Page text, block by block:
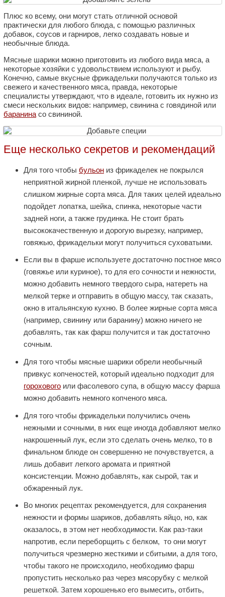
Плюс ко всему, они могут стать отличной основой
практически для любого блюда, с помощью различных
добавок, соусов и гарниров, легко создавать новые и
необычные блюда.
Мясные шарики можно приготовить из любого вида мяса, а
некоторые хозяйки с удовольствием используют и рыбу.
Конечно, самые вкусные фрикадельки получаются только из
свежего и качественного мяса, правда, некоторые
специалисты утверждают, что в идеале, готовить их нужно из
смеси нескольких видов: например, свинина с говядиной или
баранина со свининой.
Еще несколько секретов и рекомендаций
Для того чтобы бульон из фрикаделек не покрылся
неприятной жирной пленкой, лучше не использовать
слишком жирные сорта мяса. Для таких целей идеально
подойдет лопатка, шейка, спинка, некоторые части
задней ноги, а также грудинка. Не стоит брать
высококачественную и дорогую вырезку, например,
говяжью, фрикадельки могут получиться суховатыми.
Если вы в фарше используете достаточно постное мясо
(говяжье или куриное), то для его сочности и нежности,
можно добавить немного твердого сыра, натереть на
мелкой терке и отправить в общую массу, так сказать,
окно в итальянскую кухню. В более жирные сорта мяса
(например, свинину или баранину) можно ничего не
добавлять, так как фарш получится и так достаточно
сочным.
Для того чтобы мясные шарики обрели необычный
привкус копченостей, который идеально подходит для
горохового или фасолевого супа, в общую массу фарша
можно добавить немного копченого мяса.
Для того чтобы фрикадельки получились очень
нежными и сочными, в них еще иногда добавляют мелко
накрошенный лук, если это сделать очень мелко, то в
финальном блюде он совершенно не почувствуется, а
лишь добавит легкого аромата и приятной
консистенции. Можно добавлять, как сырой, так и
обжаренный лук.
Во многих рецептах рекомендуется, для сохранения
нежности и формы шариков, добавлять яйцо, но, как
оказалось, в этом нет необходимости. Как раз-таки
напротив, если переборщить с белком, то они могут
получиться чрезмерно жесткими и сбитыми, а для того,
чтобы такого не происходило, необходимо фарш
пропустить несколько раз через мясорубку с мелкой
решеткой. Затем хорошенько его вымесить, отбить,